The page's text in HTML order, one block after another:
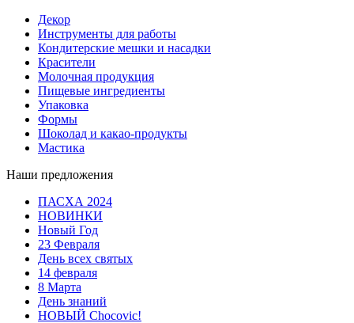
Декор
Инструменты для работы
Кондитерские мешки и насадки
Красители
Молочная продукция
Пищевые ингредиенты
Упаковка
Формы
Шоколад и какао-продукты
Мастика
Наши предложения
ПАСХА 2024
НОВИНКИ
Новый Год
23 Февраля
День всех святых
14 февраля
8 Марта
День знаний
НОВЫЙ Chocovic!